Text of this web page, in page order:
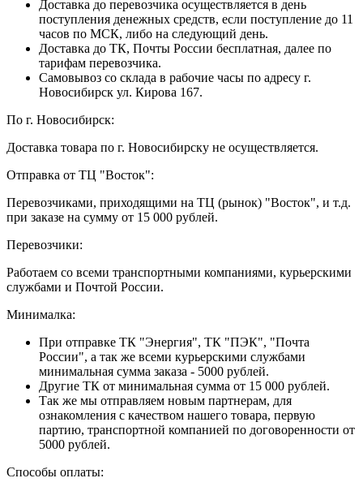
Доставка до перевозчика осуществляется в день
поступления денежных средств, если поступление до 11
часов по МСК, либо на следующий день.
Доставка до ТК, Почты России бесплатная, далее по
тарифам перевозчика.
Самовывоз со склада в рабочие часы по адресу г.
Новосибирск ул. Кирова 167.
По г. Новосибирск:
Доставка товара по г. Новосибирску не осуществляется.
Отправка от ТЦ "Восток":
Перевозчиками, приходящими на ТЦ (рынок) "Восток", и т.д.
при заказе на сумму от 15 000 рублей.
Перевозчики:
Работаем со всеми транспортными компаниями, курьерскими
службами и Почтой России.
Минималка:
При отправке ТК "Энергия", ТК "ПЭК", "Почта
России", а так же всеми курьерскими службами
минимальная сумма заказа - 5000 рублей.
Другие ТК от минимальная сумма от 15 000 рублей.
Так же мы отправляем новым партнерам, для
ознакомления с качеством нашего товара, первую
партию, транспортной компанией по договоренности от
5000 рублей.
Способы оплаты: